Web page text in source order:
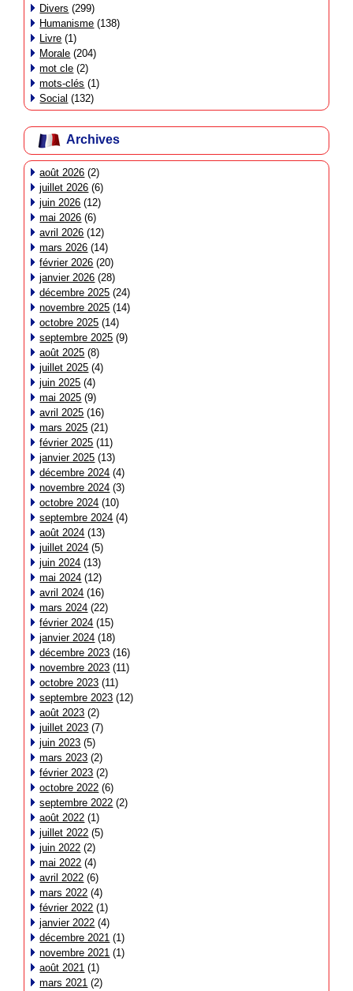
Divers (299)
Humanisme (138)
Livre (1)
Morale (204)
mot cle (2)
mots-clés (1)
Social (132)
Archives
août 2026 (2)
juillet 2026 (6)
juin 2026 (12)
mai 2026 (6)
avril 2026 (12)
mars 2026 (14)
février 2026 (20)
janvier 2026 (28)
décembre 2025 (24)
novembre 2025 (14)
octobre 2025 (14)
septembre 2025 (9)
août 2025 (8)
juillet 2025 (4)
juin 2025 (4)
mai 2025 (9)
avril 2025 (16)
mars 2025 (21)
février 2025 (11)
janvier 2025 (13)
décembre 2024 (4)
novembre 2024 (3)
octobre 2024 (10)
septembre 2024 (4)
août 2024 (13)
juillet 2024 (5)
juin 2024 (13)
mai 2024 (12)
avril 2024 (16)
mars 2024 (22)
février 2024 (15)
janvier 2024 (18)
décembre 2023 (16)
novembre 2023 (11)
octobre 2023 (11)
septembre 2023 (12)
août 2023 (2)
juillet 2023 (7)
juin 2023 (5)
mars 2023 (2)
février 2023 (2)
octobre 2022 (6)
septembre 2022 (2)
août 2022 (1)
juillet 2022 (5)
juin 2022 (2)
mai 2022 (4)
avril 2022 (6)
mars 2022 (4)
février 2022 (1)
janvier 2022 (4)
décembre 2021 (1)
novembre 2021 (1)
août 2021 (1)
mars 2021 (2)